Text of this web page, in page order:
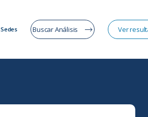
Sedes Buscar Análisis Ver